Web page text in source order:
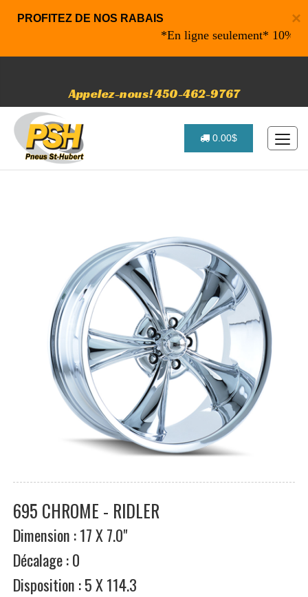
×
PROFITEZ DE NOS RABAIS
*En ligne seulement* 10% de
Appelez-nous! 450-462-9767
0.00$
695 CHROME - RIDLER
Dimension : 17 X 7.0"
Décalage : 0
Disposition : 5 X 114.3